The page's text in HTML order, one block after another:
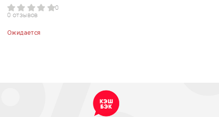
0
0 отзывов
Ожидается